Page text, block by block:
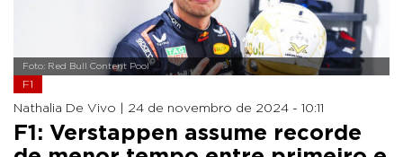
Foto: Red Bull Content Pool
F1
Nathalia De Vivo | 24 de novembro de 2024 - 10:11
F1: Verstappen assume recorde